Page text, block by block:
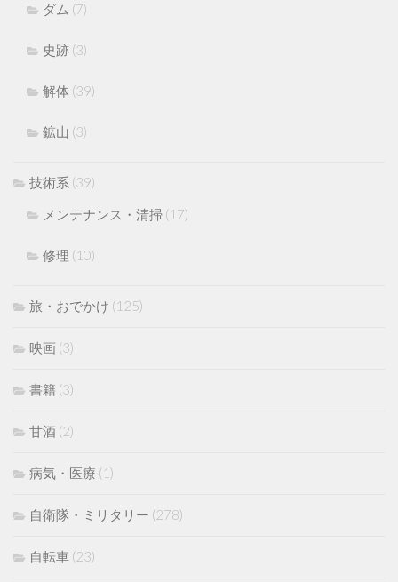
ダム (7)
史跡 (3)
解体 (39)
鉱山 (3)
技術系 (39)
メンテナンス・清掃 (17)
修理 (10)
旅・おでかけ (125)
映画 (3)
書籍 (3)
甘酒 (2)
病気・医療 (1)
自衛隊・ミリタリー (278)
自転車 (23)